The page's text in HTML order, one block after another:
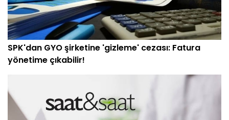
SPK'dan GYO şirketine 'gizleme' cezası: Fatura
yönetime çıkabilir!